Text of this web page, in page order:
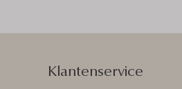
Klantenservice